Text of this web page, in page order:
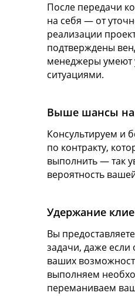
После передачи
на себя — от
реализации
подтверждены
менеджеры умеют
ситуациями.
Выше шансы на
Консультируем и
по контракту,
выполнить — так
вероятность
Удержание
Вы
задачи, даже если
ваших
выполняем
переманиваем